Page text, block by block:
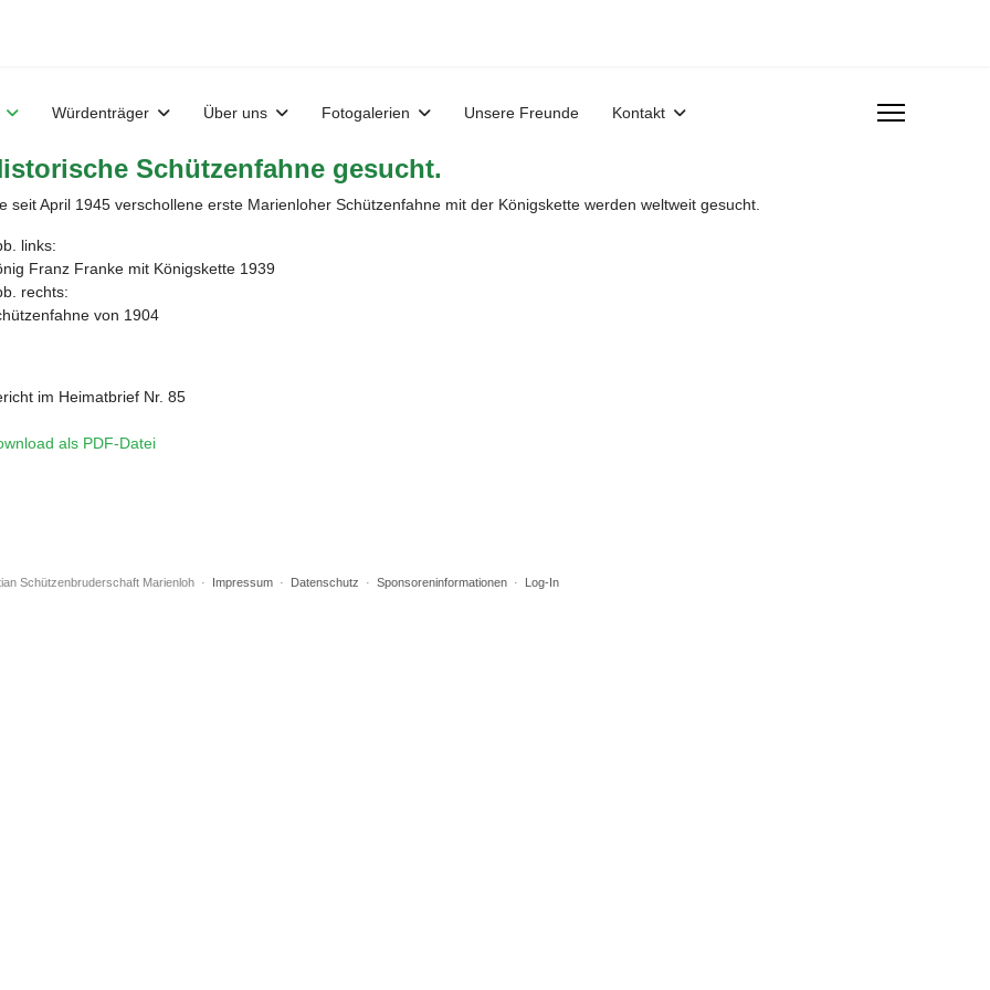
Würdenträger Über uns Fotogalerien Unsere Freunde Kontakt
Schützenfahne gesucht.
seit April 1945 verschollene erste Marienloher Schützenfahne mit der Königskette werden weltweit gesucht.
links:
Franz Franke mit Königskette 1939
rechts:
von 1904
im Heimatbrief Nr. 85
als PDF-Datei
Schützenbruderschaft Marienloh · Impressum· Datenschutz · Sponsoreninformationen· Log-In